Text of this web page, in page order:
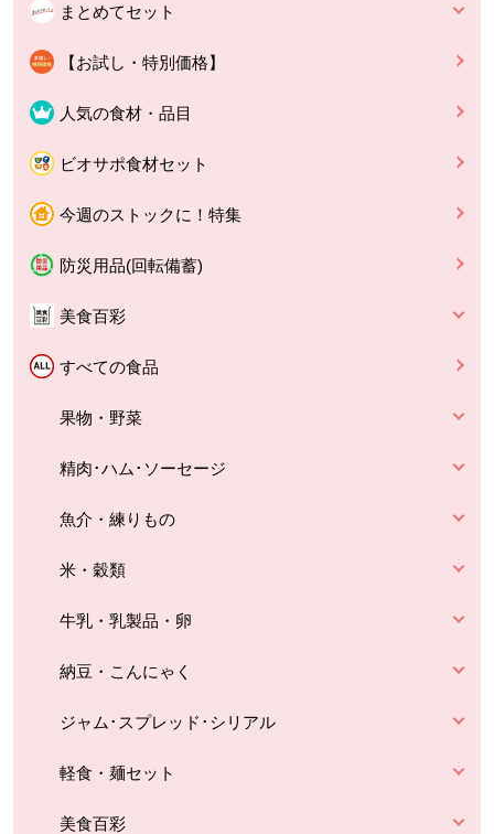
まとめてセット
【お試し・特別価格】
人気の食材・品目
ビオサポ食材セット
今週のストックに！特集
防災用品(回転備蓄)
美食百彩
すべての食品
果物・野菜
精肉･ハム･ソーセージ
魚介・練りもの
米・穀類
牛乳・乳製品・卵
納豆・こんにゃく
ジャム･スプレッド･シリアル
軽食・麺セット
美食百彩